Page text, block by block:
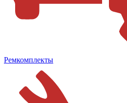
Ремкомплекты